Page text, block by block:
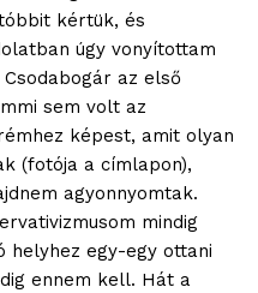
kértük, és
úgy vonyítottam
az első
sem volt az
képest, amit olyan
(fotója a címlapon),
agyonnyomtak.
mindig
helyhez egy-egy ottani
ennem kell. Hát a